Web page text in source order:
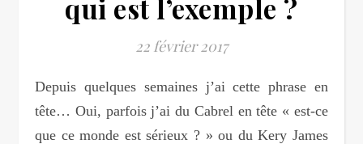
qui est l’exemple ?
22 février 2017
Depuis quelques semaines j’ai cette phrase en
tête… Oui, parfois j’ai du Cabrel en tête « est-ce
que ce monde est sérieux ? » ou du Kery James